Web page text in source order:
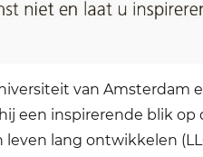
van Amsterdam
een inspirerende blik
leven lang ontwikkelen